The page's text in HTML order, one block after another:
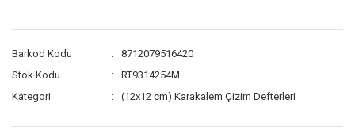
Barkod Kodu
8712079516420
Stok Kodu
RT9314254M
Kategori
(12x12 cm) Karakalem Çizim Defterleri